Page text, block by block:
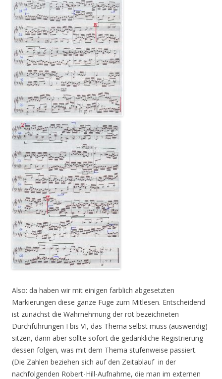
Also: da haben wir mit einigen farblich abgesetzten
Markierungen diese ganze Fuge zum Mitlesen. Entscheidend
ist zunächst die Wahrnehmung der rot bezeichneten
Durchführungen I bis VI, das Thema selbst muss (auswendig)
sitzen, dann aber sollte sofort die gedankliche Registrierung
dessen folgen, was mit dem Thema stufenweise passiert.
(Die Zahlen beziehen sich auf den Zeitablauf in der
nachfolgenden Robert-Hill-Aufnahme, die man im externen